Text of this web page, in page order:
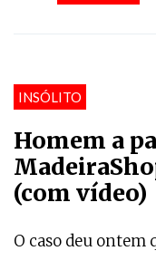
INSÓLITO
Homem a
(com vídeo)
O caso deu ontem